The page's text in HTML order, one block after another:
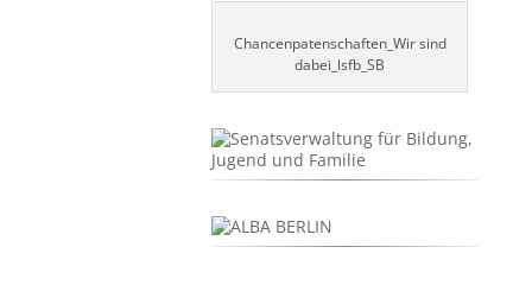
Chancenpatenschaften_Wir sind
dabei_lsfb_SB